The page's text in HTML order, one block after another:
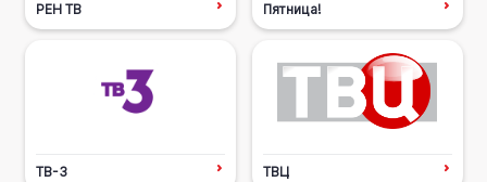
РЕН ТВ Пятница!
ТВ-3 ТВЦ